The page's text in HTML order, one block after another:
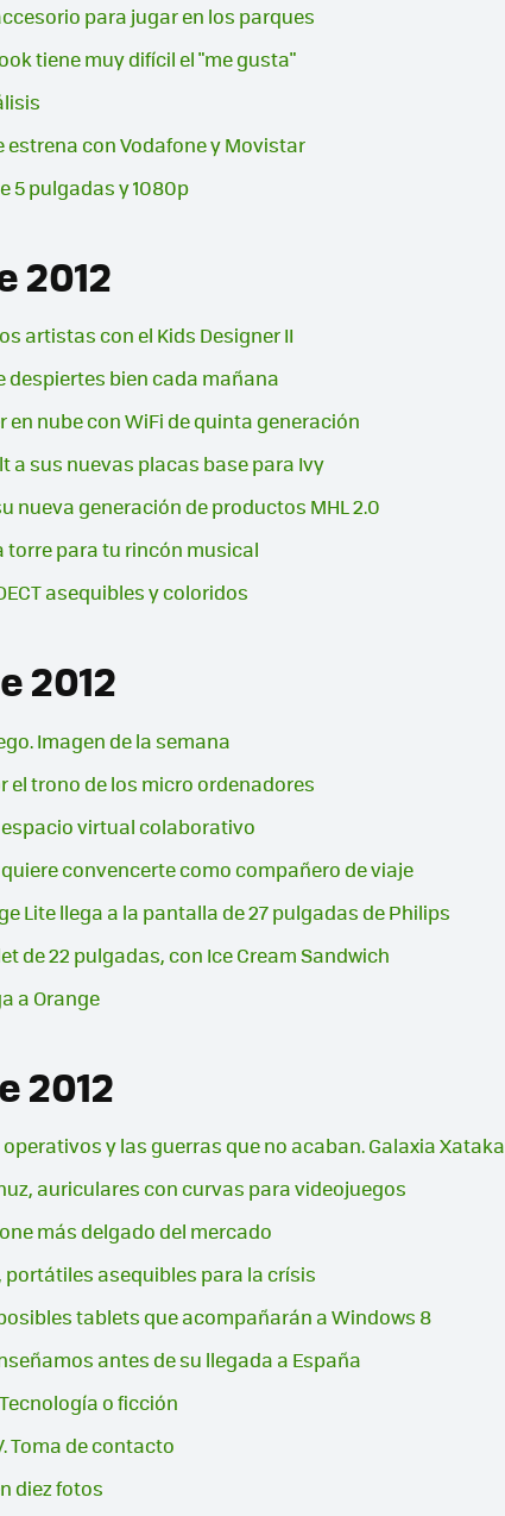
para jugar en los parques
tiene muy difícil el "me gusta"
estrena con Vodafone y Movistar
5 pulgadas y 1080p
2012
artistas con el Kids Designer II
despiertes bien cada mañana
en nube con WiFi de quinta generación
a sus nuevas placas base para Ivy
nueva generación de productos MHL 2.0
torre para tu rincón musical
asequibles y coloridos
2012
Imagen de la semana
el trono de los micro ordenadores
virtual colaborativo
quiere convencerte como compañero de viaje
Lite llega a la pantalla de 27 pulgadas de Philips
de 22 pulgadas, con Ice Cream Sandwich
a Orange
2012
y las guerras que no acaban. Galaxia Xataka
auriculares con curvas para videojuegos
más delgado del mercado
portátiles asequibles para la crísis
posibles tablets que acompañarán a Windows 8
antes de su llegada a España
o ficción
Toma de contacto
diez fotos